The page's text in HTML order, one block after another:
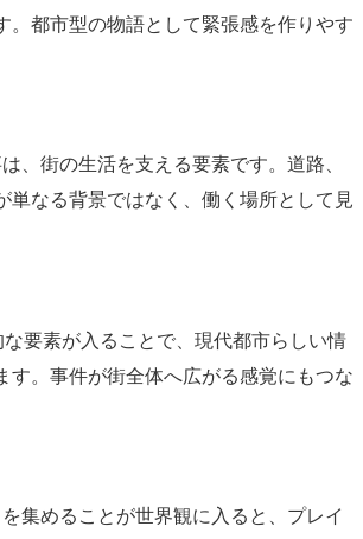
。都市型の物語として緊張感を作りやす
、街の生活を支える要素です。道路、
単なる背景ではなく、働く場所として見
要素が入ることで、現代都市らしい情
す。事件が街全体へ広がる感覚にもつな
集めることが世界観に入ると、プレイ